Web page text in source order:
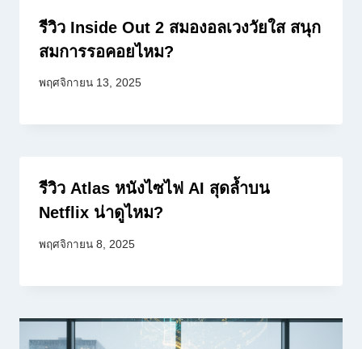
รีวิว Inside Out 2 สมองอลเวงวัยใส สนุก
สมการรอคอยไหม?
พฤศจิกายน 13, 2025
รีวิว Atlas หนังไซไฟ AI สุดล้ำบน
Netflix น่าดูไหม?
พฤศจิกายน 8, 2025